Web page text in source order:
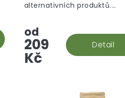
od
209
Kč
Detail
alternativních produktů.